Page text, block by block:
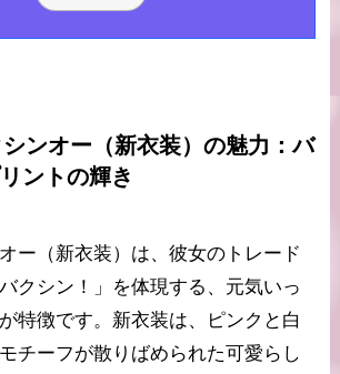
ンオー（新衣装）の魅力：バ
ントの輝き
ー（新衣装）は、彼女のトレード
クシン！」を体現する、元気いっ
特徴です。新衣装は、ピンクと白
チーフが散りばめられた可愛らし